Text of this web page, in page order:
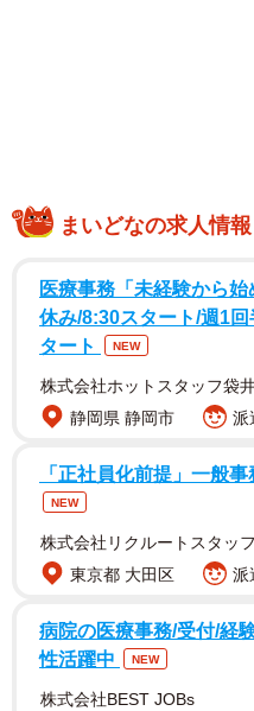
まいどなの求人情報
医療事務「未経験から
休み/8:30スタート/週1
タート
NEW
株式会社ホットスタッフ袋
静岡県 静岡市
派
「正社員化前提」一般
NEW
株式会社リクルートスタッ
東京都 大田区
派
病院の医療事務/受付/経
性活躍中
NEW
株式会社BEST JOBs